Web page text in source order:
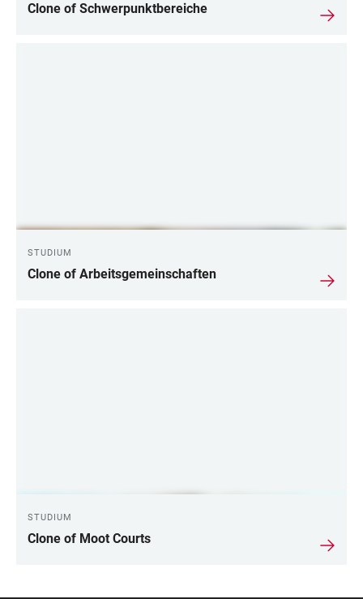
Clone of Schwerpunktbereiche
STUDIUM
Clone of Arbeitsgemeinschaften
STUDIUM
Clone of Moot Courts